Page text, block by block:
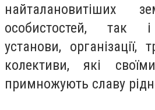
найталановитіших
особистостей, так і
установи, організації,
колективи, які
примножують славу